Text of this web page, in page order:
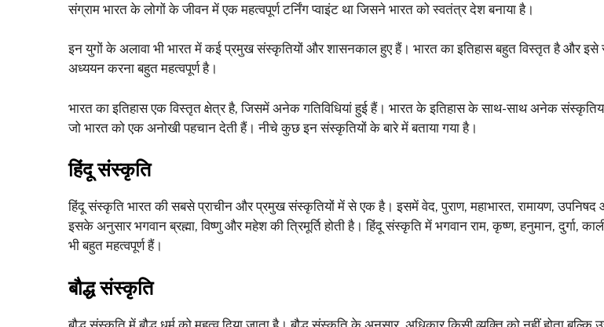
संग्राम भारत के लोगों के जीवन में एक महत्वपूर्ण टर्निंग प्वाइंट था जिसने भारत को स्वतंत्र देश बनाया है।
इन युगों के अलावा भी भारत में कई प्रमुख संस्कृतियों और शासनकाल हुए हैं। भारत का इतिहास बहुत विस्तृत है और
अध्ययन करना बहुत महत्वपूर्ण है।
भारत का इतिहास एक विस्तृत क्षेत्र है, जिसमें अनेक गतिविधियां हुई हैं। भारत के इतिहास के साथ-साथ अनेक
जो भारत को एक अनोखी पहचान देती हैं। नीचे कुछ इन संस्कृतियों के बारे में बताया गया है।
हिंदू संस्कृति
हिंदू संस्कृति भारत की सबसे प्राचीन और प्रमुख संस्कृतियों में से एक है। इसमें वेद, पुराण, महाभारत, रामायण, उपनिषद
इसके अनुसार भगवान ब्रह्मा, विष्णु और महेश की त्रिमूर्ति होती है। हिंदू संस्कृति में भगवान राम, कृष्ण, हनुमान, दुर्गा,
भी बहुत महत्वपूर्ण हैं।
बौद्ध संस्कृति